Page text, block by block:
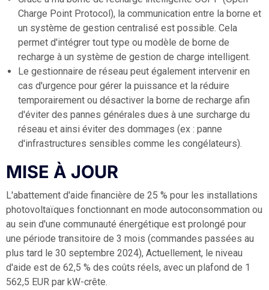
Charge Point Protocol), la communication entre la borne et
un système de gestion centralisé est possible. Cela
permet d'intégrer tout type ou modèle de borne de
recharge à un système de gestion de charge intelligent.
Le gestionnaire de réseau peut également intervenir en
cas d'urgence pour gérer la puissance et la réduire
temporairement ou désactiver la borne de recharge afin
d'éviter des pannes générales dues à une surcharge du
réseau et ainsi éviter des dommages (ex : panne
d'infrastructures sensibles comme les congélateurs).
MISE À JOUR
L'abattement d'aide financière de 25 % pour les installations
photovoltaïques fonctionnant en mode autoconsommation ou
au sein d'une communauté énergétique est prolongé pour
une période transitoire de 3 mois (commandes passées au
plus tard le 30 septembre 2024), Actuellement, le niveau
d'aide est de 62,5 % des coûts réels, avec un plafond de 1
562,5 EUR par kW-crête.